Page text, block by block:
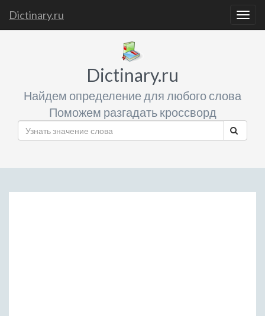
Dictinary.ru
Dictinary.ru
Найдем определение для любого слова
Поможем разгадать кроссворд